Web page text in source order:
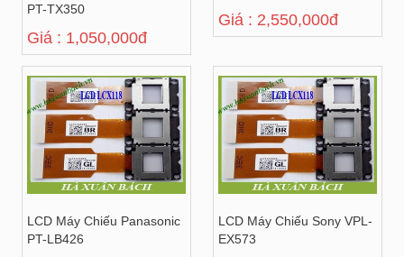
PT-TX350
Giá : 1,050,000đ
Giá : 2,550,000đ
LCD Máy Chiếu Panasonic
PT-LB426
LCD Máy Chiếu Sony VPL-
EX573